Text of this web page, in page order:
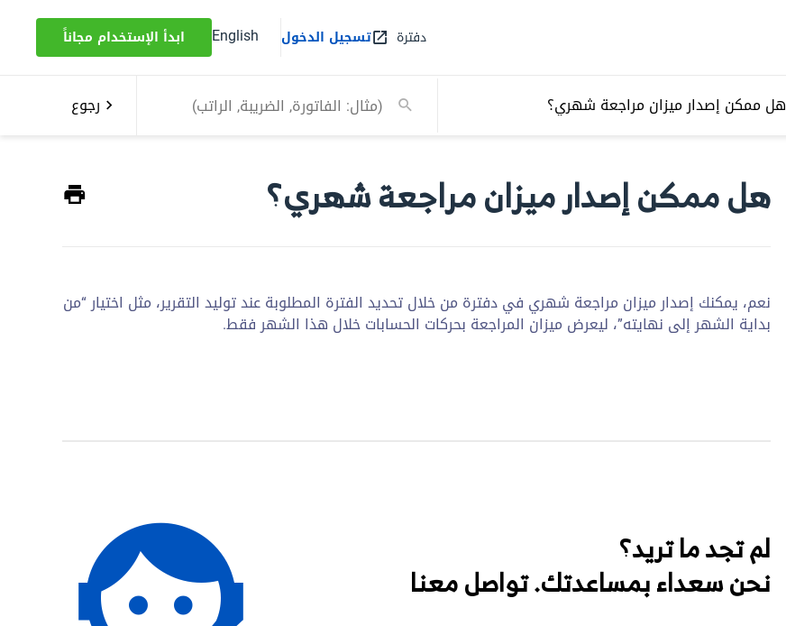
دفترة تسجيل الدخول English ابدأ الإستخدام مجاناً
هل ممكن إصدار ميزان مراجعة شهري؟ رجوع
هل ممكن إصدار ميزان مراجعة شهري؟
نعم، يمكنك إصدار ميزان مراجعة شهري في دفترة من خلال تحديد الفترة المطلوبة عند توليد التقرير، مثل اختيار “من
بداية الشهر إلى نهايته”، ليعرض ميزان المراجعة بحركات الحسابات خلال هذا الشهر فقط.
لم تجد ما تريد؟
نحن سعداء بمساعدتك. تواصل معنا